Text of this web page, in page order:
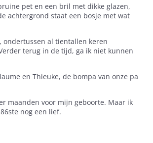
pet en een bril met dikke glazen,
achtergrond staat een bosje met wat
ondertussen al tientallen keren
terug in de tijd, ga ik niet kunnen
en Thieuke, de bompa van onze pa
maanden voor mijn geboorte. Maar ik
nog een lief.